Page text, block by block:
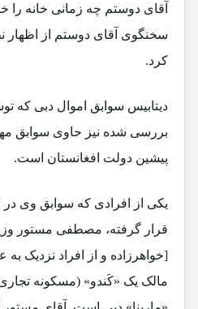
آقای دوستم چه زمانی خانه را
سخنگوی آقای دوستم از اظهار
کرد.
دیتابیس سوابق اموال دبی که
بررسی شده نیز حاوی سوابق مهم
پیشین دولت افغانستان است.
یکی از افرادی که سوابق وی در
قرار گرفته، مصطفی مستور
[خواهرزاده و از افراد نزدیک به
مالک یک «کَندو» (مسکونه